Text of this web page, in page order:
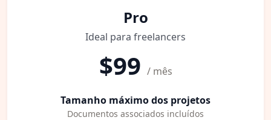
Pro
Ideal para freelancers
$99 / mês
Tamanho máximo dos projetos
Documentos associados incluídos